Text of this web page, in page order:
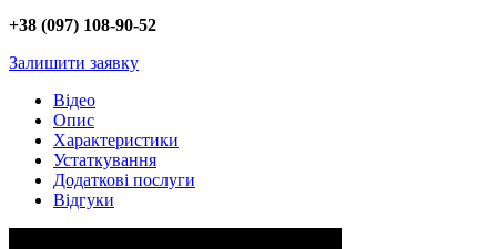
+38 (097) 108-90-52
Залишити заявку
Відео
Опис
Характеристики
Устаткування
Додаткові послуги
Відгуки